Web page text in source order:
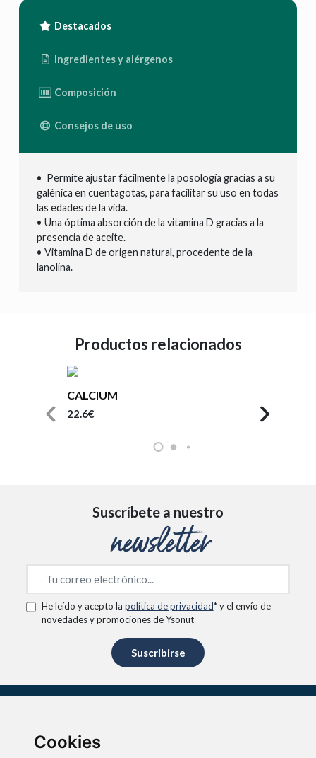
Cookies
Destacados
Ingredientes y alérgenos
Composición
Consejos de uso
• Permite ajustar fácilmente la posología gracias a su
galénica en cuentagotas, para facilitar su uso en todas
las edades de la vida.
• Una óptima absorción de la vitamina D gracias a la
presencia de aceite.
• Vitamina D de origen natural, procedente de la
lanolina.
Productos relacionados
CALCIUM
22.6€
Suscríbete a nuestro
newsletter
He leído y acepto la política de privacidad* y el envío de
novedades y promociones de Ysonut
Suscribirse
Bienvenido a la tienda oficial de Ysonut, un universo de soluciones